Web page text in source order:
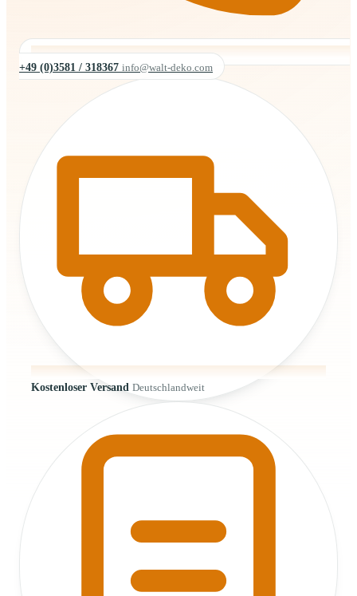
+49 (0)3581 / 318367 info@walt-deko.com
Kostenloser Versand Deutschlandweit